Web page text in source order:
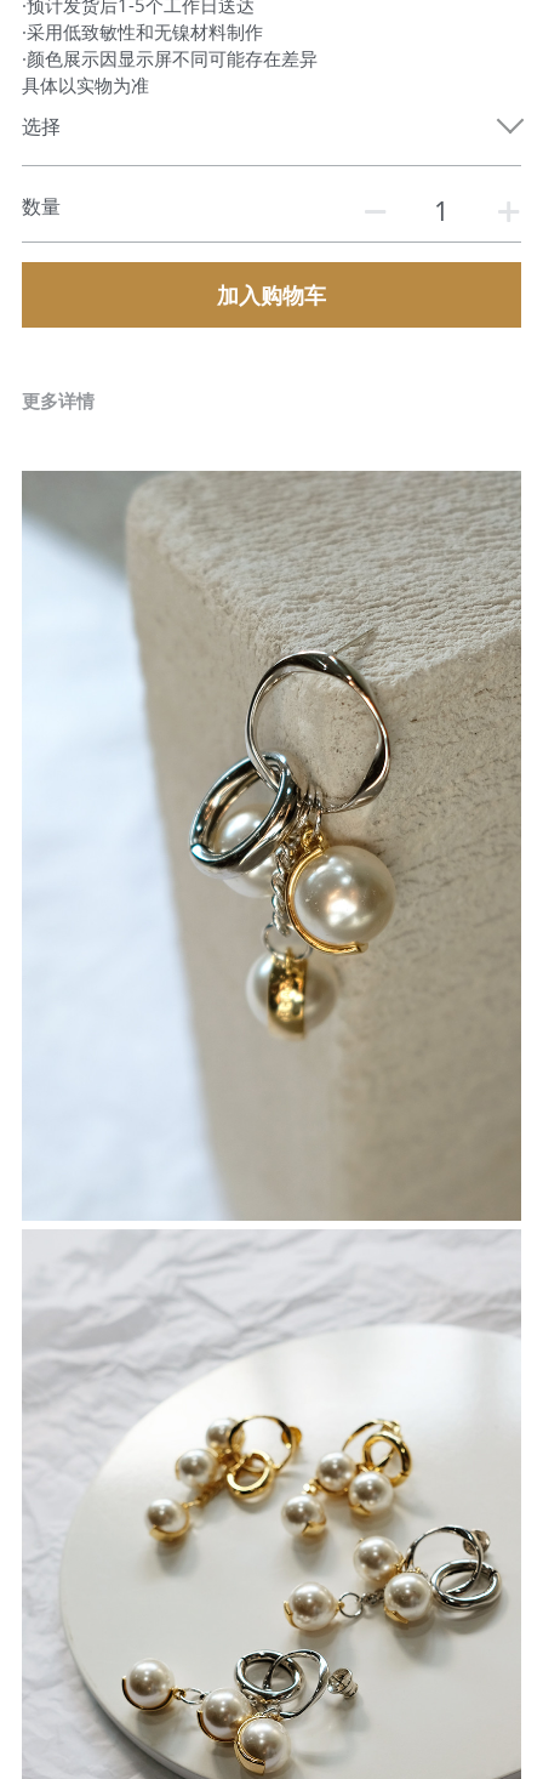
·预计发货后1-5个工作日送达
·采用低致敏性和无镍材料制作
·颜色展示因显示屏不同可能存在差异
具体以实物为准
选择
数量
加入购物车
更多详情